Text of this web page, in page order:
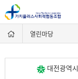
열린마당
대전광역시